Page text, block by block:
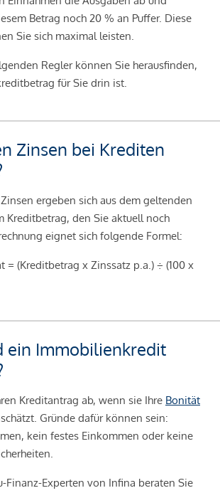
Betrag noch 20 % an Puffer. Diese
Sie sich maximal leisten.
Regler können Sie herausfinden,
für Sie drin ist.
Zinsen bei Krediten
ergeben sich aus dem geltenden
Kreditbetrag, den Sie aktuell noch
eignet sich folgende Formel:
= (Kreditbetrag x Zinssatz p.a.) ÷ (100 x
ein Immobilienkredit
Kreditantrag ab, wenn sie Ihre Bonität
Gründe dafür können sein:
kein festes Einkommen oder keine
Finanz-Experten von Infina beraten Sie